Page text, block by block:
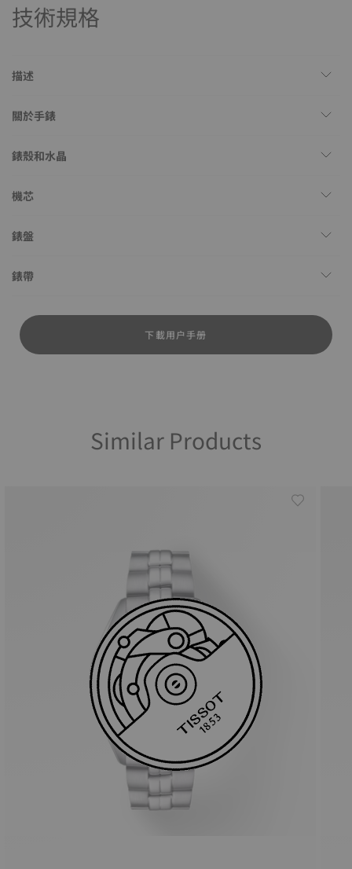
技術規格
描述
關於手錶
錶殼和水晶
機芯
錶盤
錶帶
下載用户手册
Similar Products